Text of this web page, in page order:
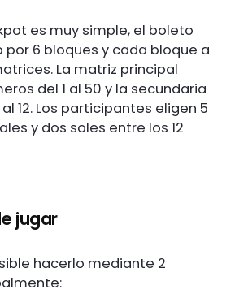
es muy simple, el boleto
6 bloques y cada bloque a
La matriz principal
del 1 al 50 y la secundaria
al 12. Los participantes eligen 5
y dos soles entre los 12
jugar
hacerlo mediante 2